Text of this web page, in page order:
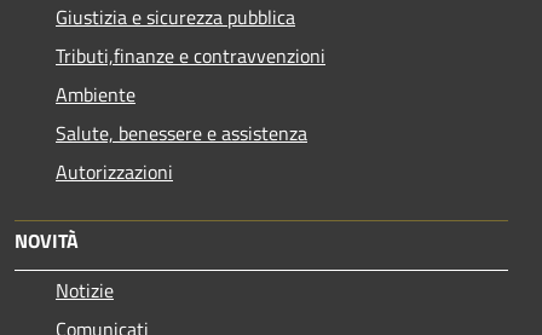
Giustizia e sicurezza pubblica
Tributi,finanze e contravvenzioni
Ambiente
Salute, benessere e assistenza
Autorizzazioni
NOVITÀ
Notizie
Comunicati